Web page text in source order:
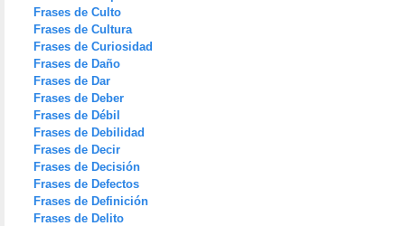
Frases de Culto
Frases de Cultura
Frases de Curiosidad
Frases de Daño
Frases de Dar
Frases de Deber
Frases de Débil
Frases de Debilidad
Frases de Decir
Frases de Decisión
Frases de Defectos
Frases de Definición
Frases de Delito